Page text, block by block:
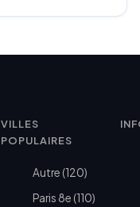
VILLES
POPULAIRES
Autre (120)
Paris 8e (110)